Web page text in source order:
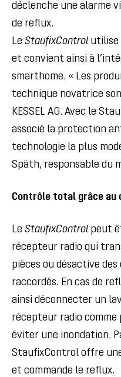
déclenche une alarme
de reflux.
Le StaufixControl utilise
et convient ainsi à
smarthome. « Les
technique novatrice
KESSEL AG. Avec le
associé la protection
technologie la plus
Späth, responsable du
Contrôle total grâce
Le StaufixControl peut
récepteur radio qui
pièces ou désactive des
raccordés. En cas de
ainsi déconnecter un
récepteur radio
éviter une inondation.
StaufixControl offre
et commande le reflux.